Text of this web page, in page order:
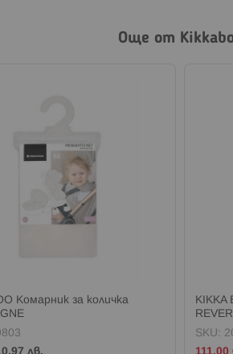
Още от
Комарник за количка
лв.
KIKKA
ARMY
SKU:
Промо
111,00